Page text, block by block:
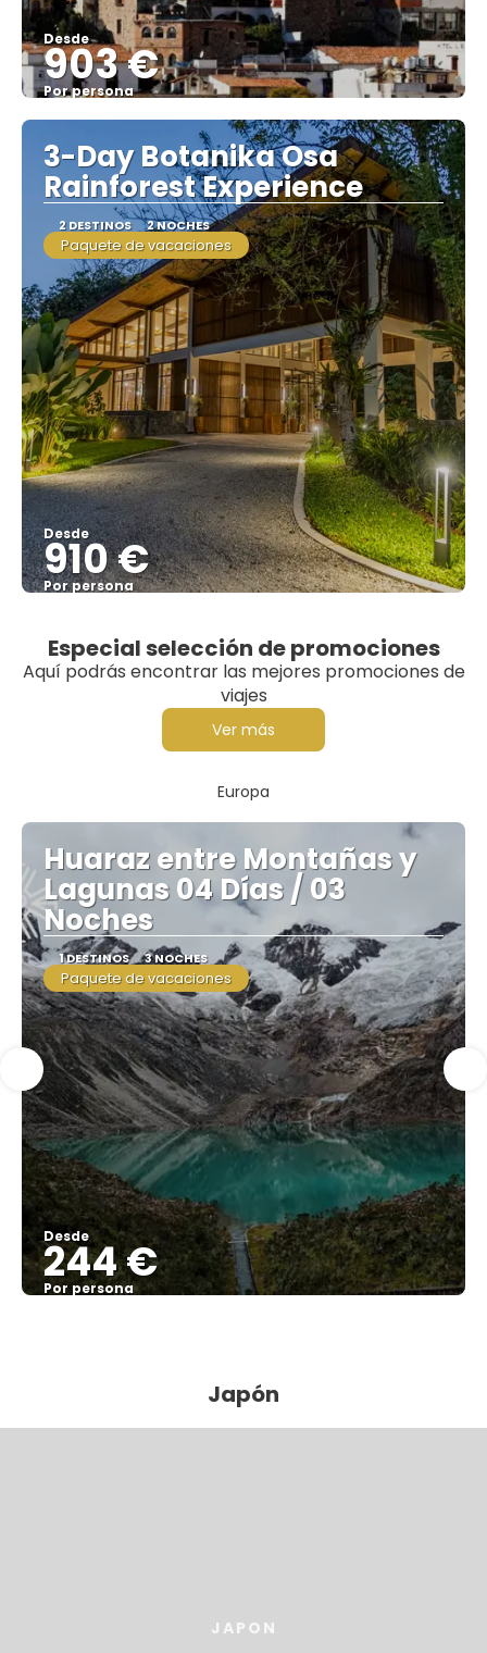
Desde
903 €
Por persona
Ver
3-Day Botanika Osa
Rainforest Experience
2 DESTINOS 2 NOCHES
Paquete de vacaciones
Desde
910 €
Por persona
Especial selección de promociones
Aquí podrás encontrar las mejores promociones de
viajes
Ver más
Europa
Huaraz entre Montañas y
Lagunas 04 Días / 03
Noches
1 DESTINOS 3 NOCHES
Paquete de vacaciones
Desde
244 €
Por persona
Japón
JAPON